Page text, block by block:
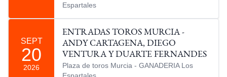
Espartales
SEPT
20
2026
ENTRADAS TOROS MURCIA -
ANDY CARTAGENA, DIEGO
VENTURA Y DUARTE FERNANDES
Plaza de toros Murcia - GANADERIA Los